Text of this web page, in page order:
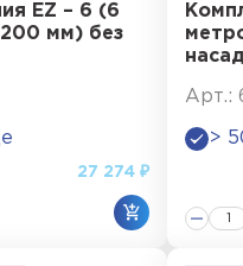
EZ – 6 (6
мм) без
27 274 ₽
Арт.:
>